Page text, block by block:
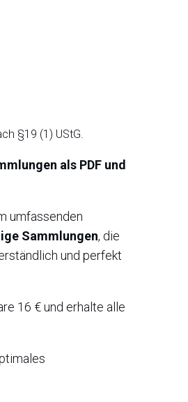
§19 (1) UStG.
als PDF und
umfassenden
Sammlungen, die
und perfekt
16 € und erhalte alle